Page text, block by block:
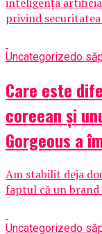
privind
Uncategorizedo
Care este
coreean și
Gorgeous a
Am stabilit deja
faptul că un brand
Uncategorizedo